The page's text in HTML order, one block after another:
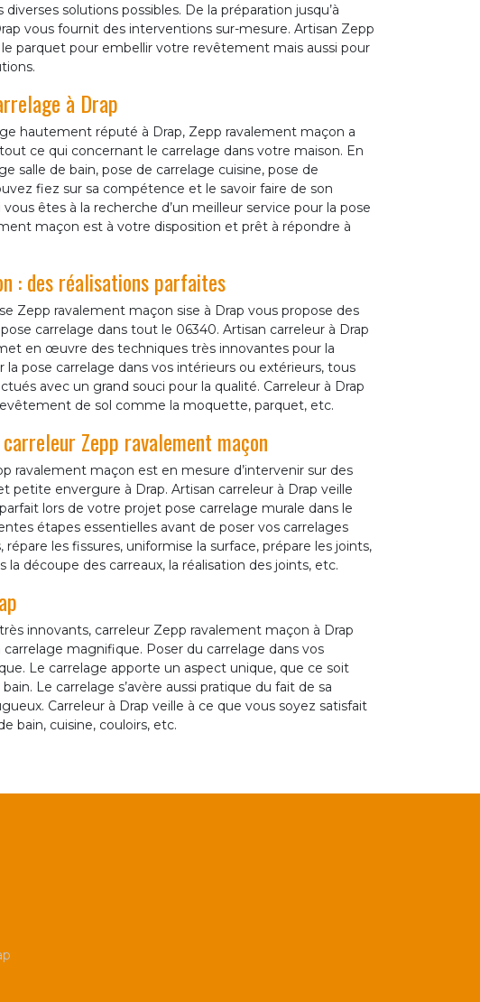
solutions possibles. De la préparation jusqu’à
vous fournit des interventions sur-mesure. Artisan Zepp
parquet pour embellir votre revêtement mais aussi pour
à Drap
hautement réputé à Drap, Zepp ravalement maçon a
ce qui concernant le carrelage dans votre maison. En
salle de bain, pose de carrelage cuisine, pose de
fiez sur sa compétence et le savoir faire de son
êtes à la recherche d’un meilleur service pour la pose
maçon est à votre disposition et prêt à répondre à
: des réalisations parfaites
Zepp ravalement maçon sise à Drap vous propose des
carrelage dans tout le 06340. Artisan carreleur à Drap
en œuvre des techniques très innovantes pour la
pose carrelage dans vos intérieurs ou extérieurs, tous
avec un grand souci pour la qualité. Carreleur à Drap
de sol comme la moquette, parquet, etc.
Zepp ravalement maçon
ravalement maçon est en mesure d’intervenir sur des
petite envergure à Drap. Artisan carreleur à Drap veille
lors de votre projet pose carrelage murale dans le
étapes essentielles avant de poser vos carrelages
les fissures, uniformise la surface, prépare les joints,
la découpe des carreaux, la réalisation des joints, etc.
innovants, carreleur Zepp ravalement maçon à Drap
magnifique. Poser du carrelage dans vos
Le carrelage apporte un aspect unique, que ce soit
Le carrelage s’avère aussi pratique du fait de sa
Carreleur à Drap veille à ce que vous soyez satisfait
bain, cuisine, couloirs, etc.